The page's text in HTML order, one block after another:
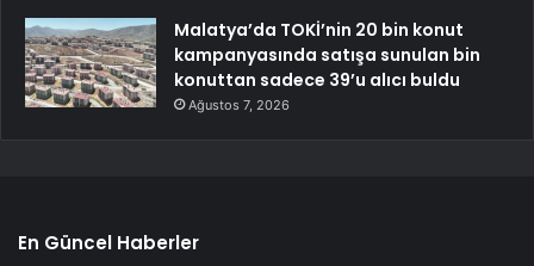
Malatya’da TOKİ’nin 20 bin konut
kampanyasında satışa sunulan bin
konuttan sadece 39’u alıcı buldu
Ağustos 7, 2026
En Güncel Haberler